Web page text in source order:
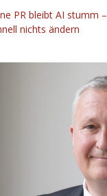
PR bleibt AI stumm
nichts ändern